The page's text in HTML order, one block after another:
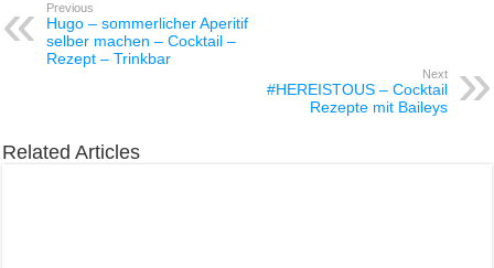
Previous
Hugo – sommerlicher Aperitif
selber machen – Cocktail –
Rezept – Trinkbar
Next
#HEREISTOUS – Cocktail
Rezepte mit Baileys
Related Articles